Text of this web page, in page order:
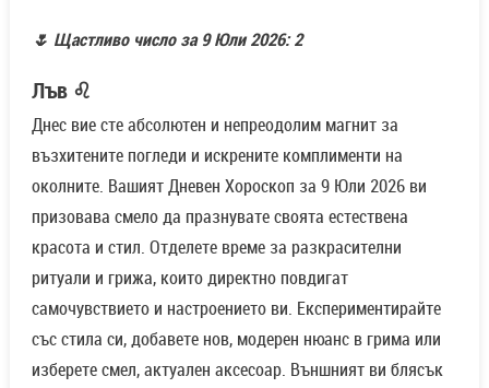
🌷 Щастливо число за 9 Юли 2026: 2
Лъв ♌
Днес вие сте абсолютен и непреодолим магнит за
възхитените погледи и искрените комплименти на
околните. Вашият Дневен Хороскоп за 9 Юли 2026 ви
призовава смело да празнувате своята естествена
красота и стил. Отделете време за разкрасителни
ритуали и грижа, които директно повдигат
самочувствието и настроението ви. Експериментирайте
със стила си, добавете нов, модерен нюанс в грима или
изберете смел, актуален аксесоар. Външният ви блясък